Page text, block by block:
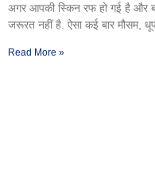
अगर आपकी स्किन रफ हो गई है और
जरूरत नहीं है. ऐसा कई बार मौसम,
Read More »